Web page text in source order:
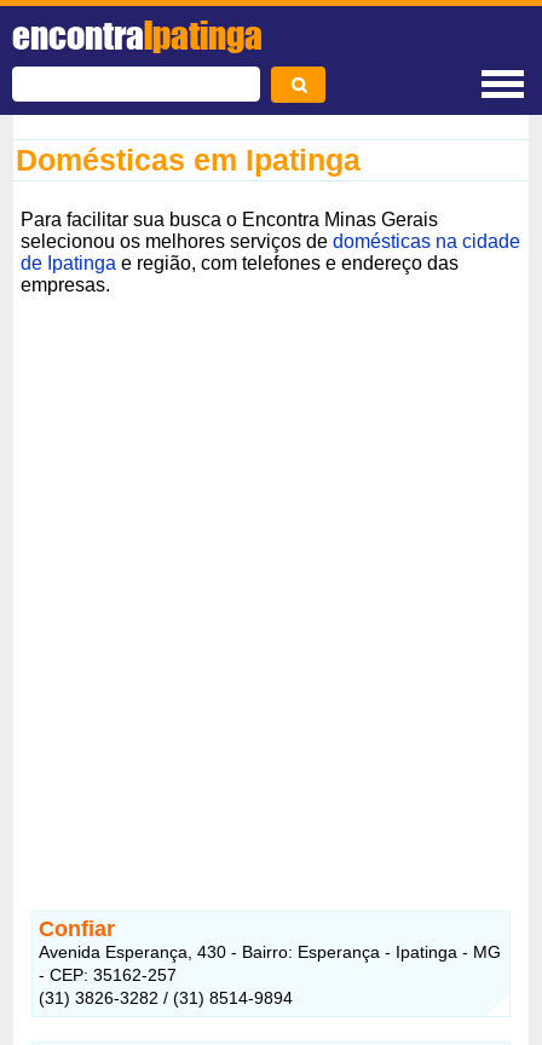
encontraIpatinga
Domésticas em Ipatinga
Para facilitar sua busca o Encontra Minas Gerais
selecionou os melhores serviços dedomésticas na cidade
de Ipatinga e região, com telefones e endereço das
empresas.
Confiar
Avenida Esperança, 430 - Bairro: Esperança - Ipatinga - MG
- CEP: 35162-257
(31) 3826-3282 / (31) 8514-9894